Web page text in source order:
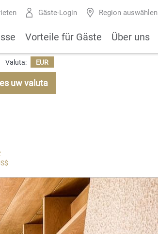
Gäste-Login Region auswählen
Vorteile für Gäste Über uns
Valuta: EUR
uw valuta